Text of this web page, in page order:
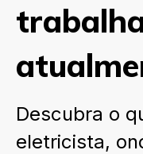
Descubra o
eletricista,